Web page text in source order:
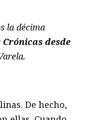
la décima
Crónicas desde
De hecho,